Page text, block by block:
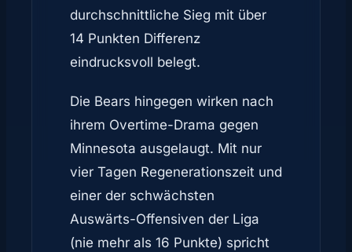
durchschnittliche Sieg mit über
14 Punkten Differenz
eindrucksvoll belegt.
Die Bears hingegen wirken nach
ihrem Overtime-Drama gegen
Minnesota ausgelaugt. Mit nur
vier Tagen Regenerationszeit und
einer der schwächsten
Auswärts-Offensiven der Liga
(nie mehr als 16 Punkte) spricht